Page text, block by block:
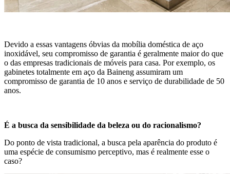
Devido a essas vantagens óbvias da mobília doméstica de aço
inoxidável, seu compromisso de garantia é geralmente maior do que
o das empresas tradicionais de móveis para casa. Por exemplo, os
gabinetes totalmente em aço da Baineng assumiram um
compromisso de garantia de 10 anos e serviço de durabilidade de 50
anos.
É a busca da sensibilidade da beleza ou do racionalismo?
Do ponto de vista tradicional, a busca pela aparência do produto é
uma espécie de consumismo perceptivo, mas é realmente esse o
caso?